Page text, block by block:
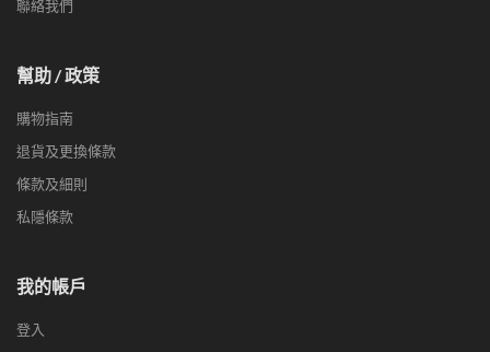
聯絡我們
幫助 / 政策
購物指南
退貨及更換條款
條款及細則
私隱條款
我的帳戶
登入